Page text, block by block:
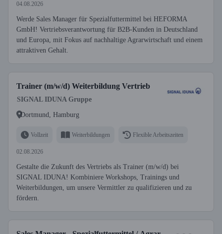
04.08.2026
Werde Sales Manager für Spezialfuttermittel bei HEFORMA
GmbH! Vertriebsverantwortung für B2B-Kunden in Deutschland
und Europa, mit Fokus auf nachhaltige Agrarwirtschaft und einem
attraktiven Gehalt.
Trainer (m/w/d) Weiterbildung Vertrieb
SIGNAL IDUNA Gruppe
Dortmund, Hamburg
Vollzeit Weiterbildungen Flexible Arbeitszeiten
02.08.2026
Gestalte die Zukunft des Vertriebs als Trainer (m/w/d) bei
SIGNAL IDUNA! Kombiniere Workshops, Trainings und
Weiterbildungen, um unsere Vermittler zu qualifizieren und zu
fördern.